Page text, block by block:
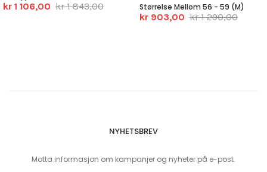
kr 1 106,00 kr 1 843,00
Størrelse Mellom 56 - 59 (M)
kr 903,00 kr 1 290,00
NYHETSBREV
Motta informasjon om kampanjer og nyheter på e-post.